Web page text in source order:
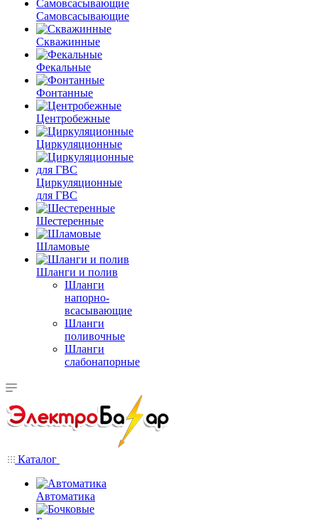
Самовсасывающие
Скважинные
Фекальные
Фонтанные
Центробежные
Циркуляционные
Циркуляционные
для ГВС
Шестеренные
Шламовые
Шланги и полив
Шланги
напорно-
всасывающие
Шланги
поливочные
Шланги
слабонапорные
Каталог
Автоматика